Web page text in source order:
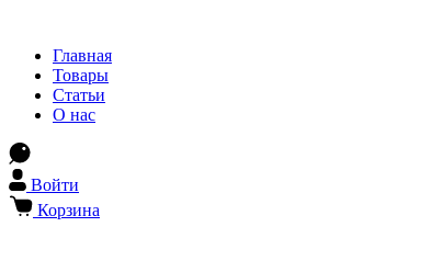
Главная
Товары
Статьи
О нас
Войти
Корзина